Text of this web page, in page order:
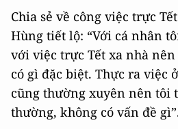
Chia sẻ về công việc trực
Hùng tiết lộ: “Với cá nhân
với việc trực Tết xa nhà
có gì đặc biệt. Thực ra việc
cũng thường xuyên nên tôi
thường, không có vấn đề